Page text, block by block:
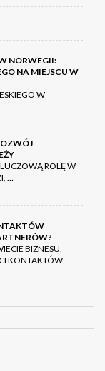
NORWEGII:
NA MIEJSCU W
W
ROLĘ W
…
BIZNESU,
KONTAKTÓW